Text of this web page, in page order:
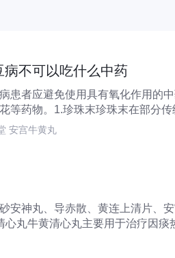
病不可以吃什么中药
患者应避免使用具有氧化作用的
等药物。1.珍珠末珍珠末在部分
化损伤。蚕豆...
安宫牛黄丸
安神丸、导赤散、黄连上清片、
丸牛黄清心丸主要用于治疗因痰